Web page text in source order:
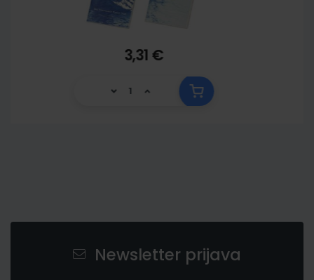
3,31 €
Newsletter prijava